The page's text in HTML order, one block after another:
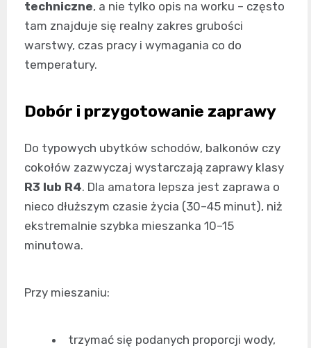
techniczne, a nie tylko opis na worku – często
tam znajduje się realny zakres grubości
warstwy, czas pracy i wymagania co do
temperatury.
Dobór i przygotowanie zaprawy
Do typowych ubytków schodów, balkonów czy
cokołów zazwyczaj wystarczają zaprawy klasy
R3 lub R4. Dla amatora lepsza jest zaprawa o
nieco dłuższym czasie życia (30–45 minut), niż
ekstremalnie szybka mieszanka 10–15
minutowa.
Przy mieszaniu:
trzymać się podanych proporcji wody,